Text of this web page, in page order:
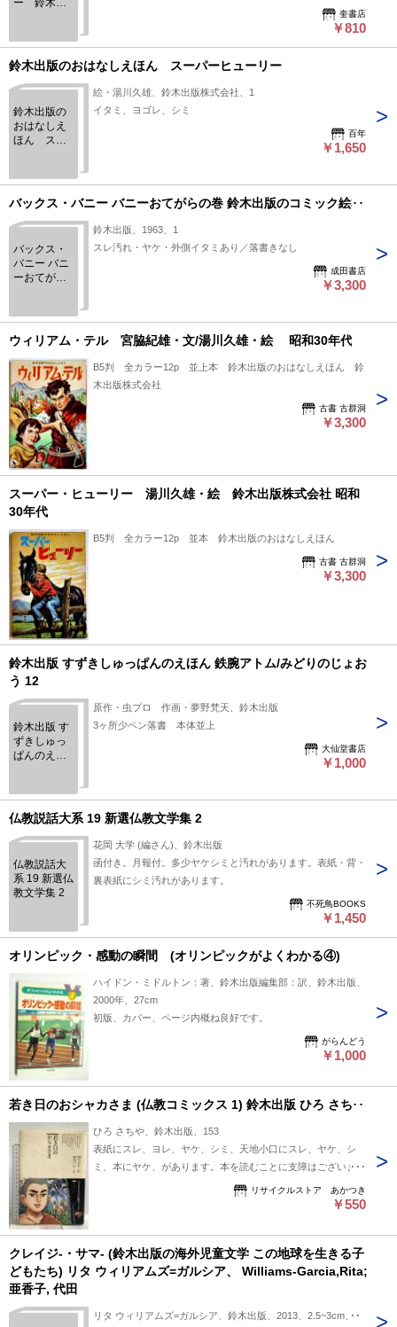
ー 鈴木出
奎書店
￥810
鈴木出版のおはなしえほん スーパーヒューリー
鈴木出版の
おはなしえ
ほん スー
絵・湯川久雄、鈴木出版株式会社、1
イタミ、ヨゴレ、シミ
百年
￥1,650
バックス・バニー バニーおてがらの巻 鈴木出版のコミック絵本
バックス・
バニー バニ
ーおてがら
ク絵本
鈴木出版、1963、1
スレ汚れ・ヤケ・外側イタミあり／落書きなし
成田書店
￥3,300
ウィリアム・テル 宮脇紀雄・文/湯川久雄・絵 昭和30年代
B5判 全カラー12p 並上本 鈴木出版のおはなしえほん 鈴
木出版株式会社
古書 古群洞
￥3,300
スーパー・ヒューリー 湯川久雄・絵 鈴木出版株式会社 昭和
30年代
B5判 全カラー12p 並本 鈴木出版のおはなしえほん
古書 古群洞
￥3,300
鈴木出版 すずきしゅっぱんのえほん 鉄腕アトム/みどりのじょお
う 12
鈴木出版 す
ずきしゅっ
ぱんのえほ
じょおう 12
原作・虫プロ 作画・夢野梵天、鈴木出版
3ヶ所少ペン落書 本体並上
大仙堂書店
￥1,000
仏教説話大系 19 新選仏教文学集 2
仏教説話大
系 19 新選仏
教文学集 2
花岡 大学 (編さん)、鈴木出版
函付き。月報付。多少ヤケシミと汚れがあります。表紙・背・
裏表紙にシミ汚れがあります。
不死鳥BOOKS
￥1,450
オリンピック・感動の瞬間 (オリンピックがよくわかる④)
ハイドン・ミドルトン：著、鈴木出版編集部：訳、鈴木出版、
2000年、27cm
初版、カバー、ページ内概ね良好です。
がらんどう
￥1,000
若き日のおシャカさま (仏教コミックス 1) 鈴木出版 ひろ さちや
ひろ さちや、鈴木出版、153
表紙にスレ、ヨレ、ヤケ、シミ、天地小口にスレ、ヤケ、シ
ミ、本にヤケ、があります。本を読むことに支障はございませ
ん。※注意事項※■商品・状態はコンディションガイドライン
に基づき、判断・出品されております。■付録等の付属品があ
さい。※
リサイクルストア あかつき
￥550
クレイジ-・サマ- (鈴木出版の海外児童文学 この地球を生きる子
どもたち) リタ ウィリアムズ=ガルシア、 Williams‐Garcia,Rita;
亜香子, 代田
リタ ウィリアムズ=ガルシア、鈴木出版、2013、2.5~3cm、1